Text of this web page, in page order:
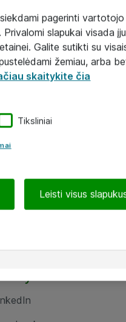
pagerinti
slapukai visada
Galite sutikti su
žemiau, arba
skaitykite čia
Tiksliniai
Leisti visus